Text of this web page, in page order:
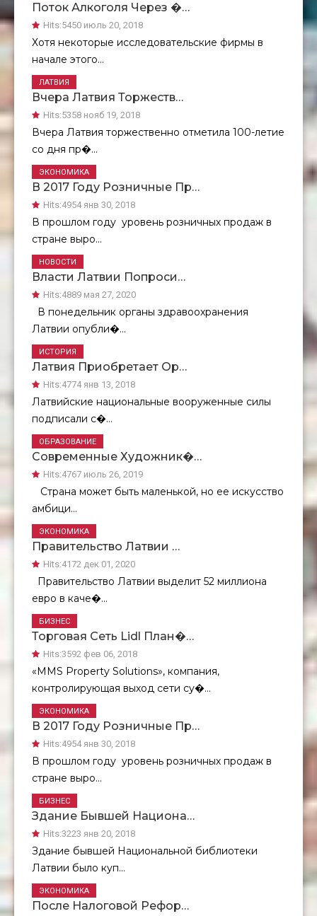
Поток Алкоголя Через �…
Hits:5450 июль 20, 2018
Хотя некоторые исследовательские фирмы в
начале этого...
Вчера Латвия Торжеств…
Hits:5358 нояб 19, 2018
ЛАТВИЯ
Вчера Латвия торжественно отметила 100-летие
со дня пр�...
В 2017 Году Розничные Пр…
Hits:4954 янв 30, 2018
ЭКОНОМИКА
В прошлом году уровень розничных продаж в
стране выро...
Власти Латвии Попроси…
Hits:4889 мая 27, 2020
НОВОСТИ
В понедельник органы здравоохранения
Латвии опубли�...
Латвия Приобретает Ор…
Hits:4774 янв 13, 2018
ИСТОРИЯ
Латвийские национальные вооруженные силы
подписали с�...
Современные Художник�…
Hits:4767 июль 26, 2019
ОБРАЗОВАНИЕ
Страна может быть маленькой, но ее искусство
амбици...
Правительство Латвии …
Hits:4172 дек 01, 2020
ЭКОНОМИКА
Правительство Латвии выделит 52 миллиона
евро в каче�...
Торговая Сеть Lidl План�…
Hits:3592 фев 06, 2018
БИЗНЕС
«MMS Property Solutions», компания,
контролирующая выход сети су�...
В 2017 Году Розничные Пр…
Hits:4954 янв 30, 2018
ЭКОНОМИКА
В прошлом году уровень розничных продаж в
стране выро...
Здание Бывшей Национа…
Hits:3223 янв 20, 2018
БИЗНЕС
Здание бывшей Национальной библиотеки
Латвии было куп...
После Налоговой Рефор…
ЭКОНОМИКА